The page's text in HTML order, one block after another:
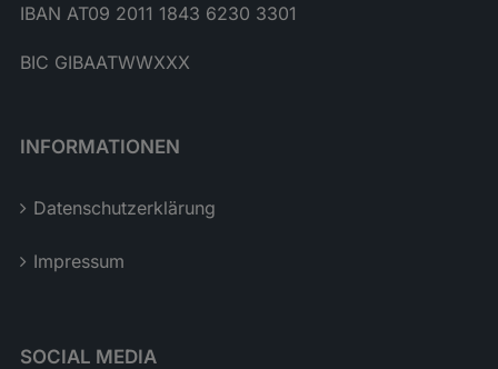
IBAN AT09 2011 1843 6230 3301
BIC GIBAATWWXXX
INFORMATIONEN
Datenschutzerklärung
Impressum
SOCIAL MEDIA